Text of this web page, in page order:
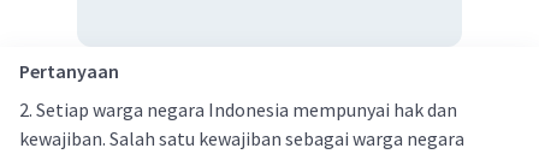
Pertanyaan
2. Setiap warga negara Indonesia mempunyai hak dan
kewajiban. Salah satu kewajiban sebagai warga negara